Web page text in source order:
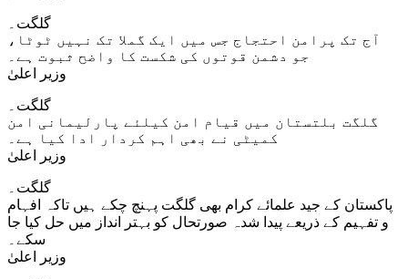
گلگت۔
آج تک پرامن احتجاج جس میں ایک گملا تک نہیں ٹوٹا،
جو دشمن قوتوں کی شکست کا واضح ثبوت ہے۔
وزیر اعلیٰ
گلگت۔
گلگت بلتستان میں قیام امن کیلئے پارلیمانی امن
کمیٹی نے بھی اہم کردار ادا کیا ہے۔
وزیر اعلیٰ
گلگت۔
پاکستان کے جید علمائے کرام بھی گلگت پہنچ چکے ہیں تاکہ افہام
و تفہیم کے ذریعے پیدا شدہ صورتحال کو بہتر انداز میں حل کیا جا
سکے۔
وزیر اعلیٰ